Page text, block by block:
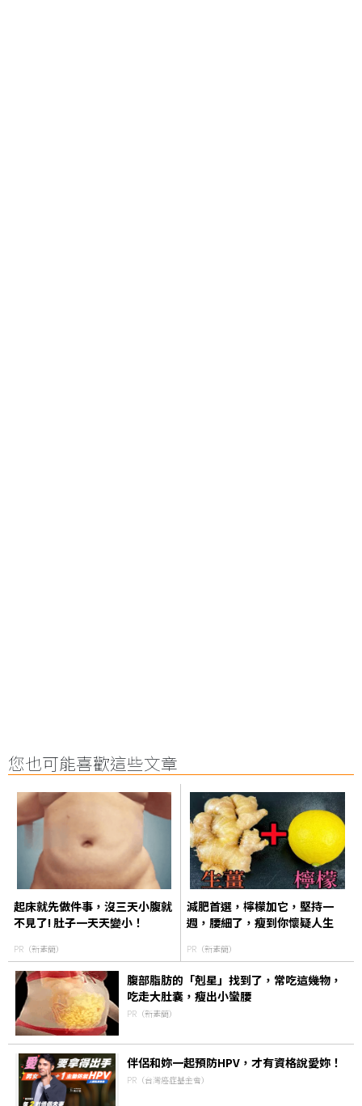
您也可能喜歡這些文章
起床就先做件事，沒三天小腹就
不見了! 肚子一天天變小！
PR（新素簡）
減肥首選，檸檬加它，堅持一
週，腰細了，瘦到你懷疑人生
PR（新素簡）
腹部脂肪的「剋星」找到了，常吃這幾物，
吃走大肚囊，瘦出小蠻腰
PR（新素簡）
伴侶和妳一起預防HPV，才有資格說愛妳！
PR（台灣癌症基金會）